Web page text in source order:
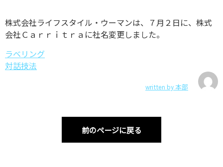
株式会社ライフスタイル・ウーマンは、７月２日に、株式
会社Ｃａｒｒｉｔｒａに社名変更しました。
ラベリング
対話技法
written by 本部
前のページに戻る